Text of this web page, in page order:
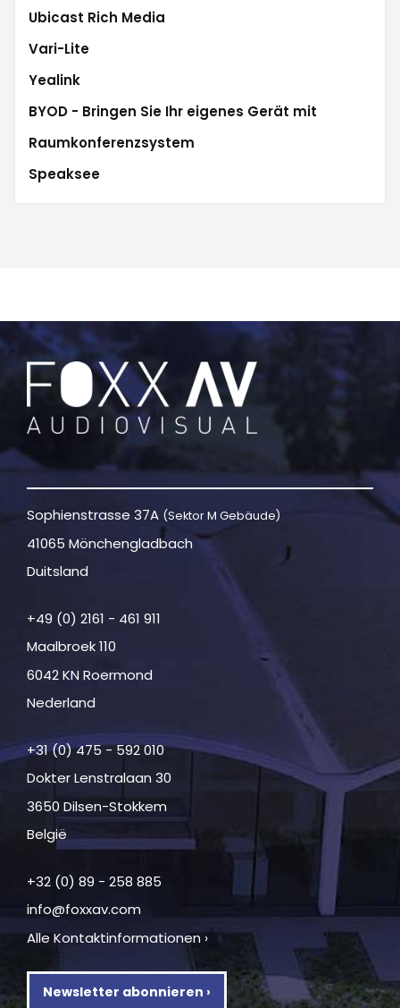
Ubicast Rich Media
Vari-Lite
Yealink
BYOD - Bringen Sie Ihr eigenes Gerät mit
Raumkonferenzsystem
Speaksee
Sophienstrasse 37A (Sektor M Gebäude)
41065 Mönchengladbach
Duitsland
+49 (0) 2161 - 461 911
Maalbroek 110
6042 KN Roermond
Nederland
+31 (0) 475 - 592 010
Dokter Lenstralaan 30
3650 Dilsen-Stokkem
België
+32 (0) 89 - 258 885
info@foxxav.com
Alle Kontaktinformationen ›
Newsletter abonnieren ›